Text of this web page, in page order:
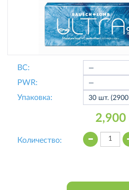
ВС:
PWR:
Упаковка:
2,900
Количество: